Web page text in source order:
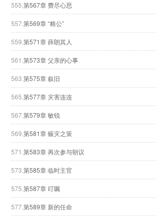
555. 第567章 费尽心思
557.第569章 “粮公”
559. 第571章 薛朗其人
561. 第573章 父亲的心事
563. 第575章 叙旧
565. 第577章 灾害连连
567.第579章 敏锐
569. 第581章 赈灾之策
571. 第583章 再次参与朝议
573. 第585章 临时主官
575. 第587章 叮嘱
577.第589章 新的任命